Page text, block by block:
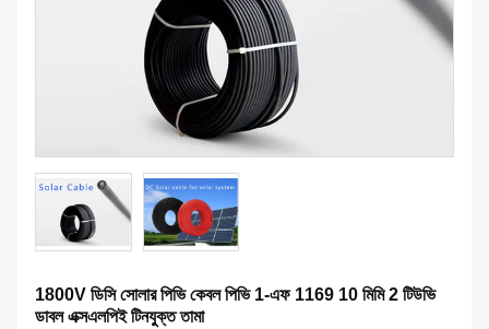
1800V ডিসি সোলার পিভি কেবল পিভি 1-এফ 1169 10 মিমি 2 টিউভি
ডাবল এক্সএলপিই টিনযুক্ত তামা